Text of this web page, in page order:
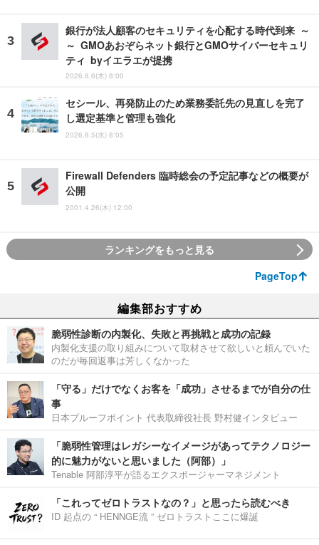
銀行が法人顧客のセキュリティを心配する時代到来 ～
～ GMOあおぞらネット銀行とGMOサイバーセキュリ
ティ byイエラエが提携
2026.8.6(木) 8:00
セシール、再発防止のため業務委託先の見直しを完了
し選定基準と管理も強化
2026.8.5(水) 8:05
Firewall Defenders 臨時総会の予定記事などの概要が
公開
2001.4.26(木) 12:00
ランキングをもっと見る
PageTop
編集部おすすめ
脆弱性診断の内製化、失敗と再挑戦と成功の記録
内製化支援の取り組みについて取材させて欲しいと頼んでいた
のだが毎回返事は芳しくなかった
「守る」だけでなくお客を「成功」させるまでが自分の仕
事
日本プルーフポイント 代表取締役社長 野村健インタビュー
「脆弱性管理はレガシーなイメージがあってテクノロジー
的に魅力がないと思いました（阿部）」
Tenable 阿部淳平が語るエクスポージャーマネジメント
「これってゼロトラストなの？」と思ったら読むべき
ID 起点の “ HENNGE流 ” ゼロトラストここに爆誕